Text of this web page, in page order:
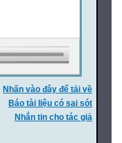
Nhấn vào đây để tải về
Báo tài liệu có sai sót
Nhắn tin cho tác giả